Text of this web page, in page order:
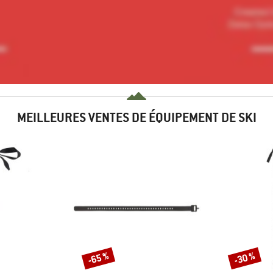
MEILLEURES VENTES DE ÉQUIPEMENT DE SKI
Remise
-65 % Remise
-30 %